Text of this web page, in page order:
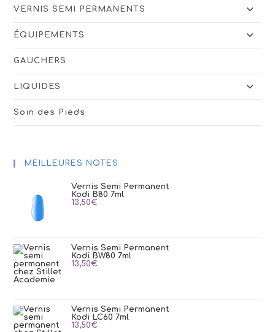
VERNIS SEMI PERMANENTS
ÉQUIPEMENTS
GAUCHERS
LIQUIDES
Soin des Pieds
MEILLEURES NOTES
Vernis Semi Permanent
Kodi B80 7ml
13,50€
Vernis Semi Permanent
Kodi BW80 7ml
13,50€
Vernis Semi Permanent
Kodi LC60 7ml
13,50€